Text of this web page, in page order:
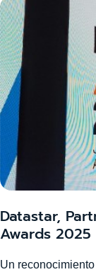
Datastar,
Awards 2025
Un